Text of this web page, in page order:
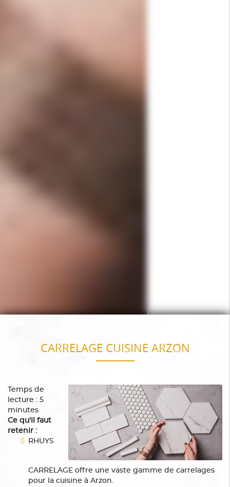
CARRELAGE CUISINE ARZON
Temps de
lecture : 5
minutes
Ce qu'il faut
retenir :
RHUYS
CARRELAGE offre une vaste gamme de carrelages
pour la cuisine à Arzon.